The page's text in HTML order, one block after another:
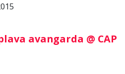
avangarda @ CAP